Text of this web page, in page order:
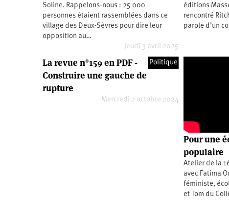
Hôpitaux
SNCF
LGBTI
Santé
Vidéos
département
Amérique
Nord
Amérique
Asie
Europe
Orient
Soline. Rappelons-nous : 25 000
personnes étaient rassemblées dans ce
village des Deux-Sèvres pour dire leur
opposition au…
Jeudi 3 avril 2025
éditions
rencontré
parole d’un
Politique
La revue n°159 en PDF -
Construire une gauche de
rupture
Mercredi 2 octobre 2024
Pour une
populaire
Atelier de la
avec Fatima
féministe,
et Tom du